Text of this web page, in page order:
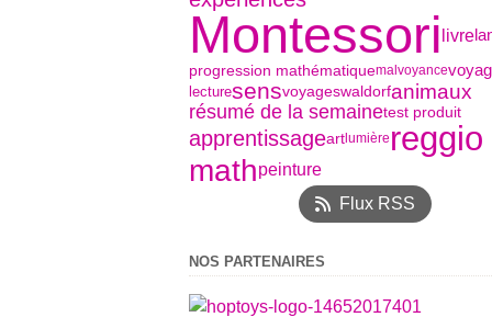
Montessorilivre
progression mathématiquemalvoyance
lecturesensvoyageswaldorfanimaux
résumé de la semainetest produit
apprentissageart lumière reggio
mathpeinture
Flux RSS
NOS PARTENAIRES